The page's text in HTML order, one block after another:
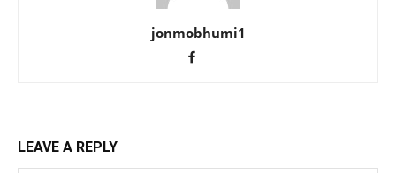
jonmobhumi1
LEAVE A REPLY